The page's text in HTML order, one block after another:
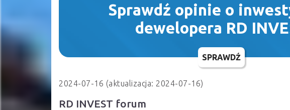
Sprawdź opinie o
dewelopera RD
SPRAWDŹ
2024-07-16 (aktualizacja: 2024-07-16)
RD INVEST forum